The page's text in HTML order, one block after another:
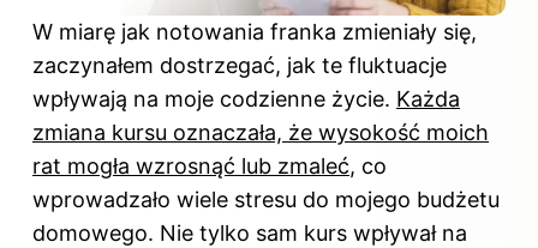
W miarę jak notowania franka zmieniały się,
zaczynałem dostrzegać, jak te fluktuacje
wpływają na moje codzienne życie. Każda
zmiana kursu oznaczała, że wysokość moich
rat mogła wzrosnąć lub zmaleć, co
wprowadzało wiele stresu do mojego budżetu
domowego. Nie tylko sam kurs wpływał na